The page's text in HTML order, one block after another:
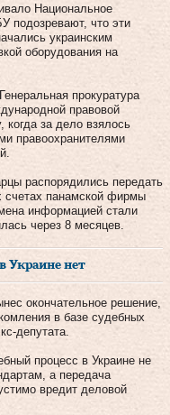
Национальное
подозревают, что эти
украинским
оборудования на
прокуратура
правовой
за дело взялось
правоохранителями
распорядились передать
счетах панамской фирмы
информацией стали
через 8 месяцев.
Украине нет
окончательное решение,
в базе судебных
депутата.
процесс в Украине не
а передача
вредит деловой